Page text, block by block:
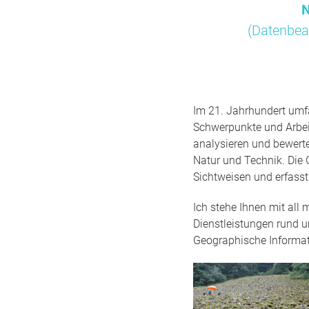
Im 21. Jahrhundert
Schwerpunkte und
analysieren und
Natur und Technik.
Sichtweisen und
Ich stehe Ihnen mit all
Dienstleistungen rund
Geographische